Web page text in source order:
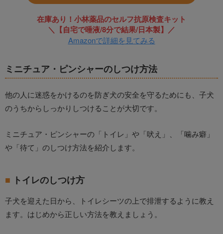
在庫あり！小林薬品のセルフ抗原検査キット
＼【自宅で唾液/8分で結果/日本製】／
Amazonで詳細を見てみる
ミニチュア・ピンシャーのしつけ方法
他の人に迷惑をかけるのを防ぎ犬の安全を守るためにも、子犬
のうちからしっかりしつけることが大切です。
ミニチュア・ピンシャーの「トイレ」や「吠え」、「噛み癖」
や「待て」のしつけ方法を紹介します。
トイレのしつけ方
子犬を迎えた日から、トイレシーツの上で排泄するように教え
ます。はじめから正しい方法を教えましょう。